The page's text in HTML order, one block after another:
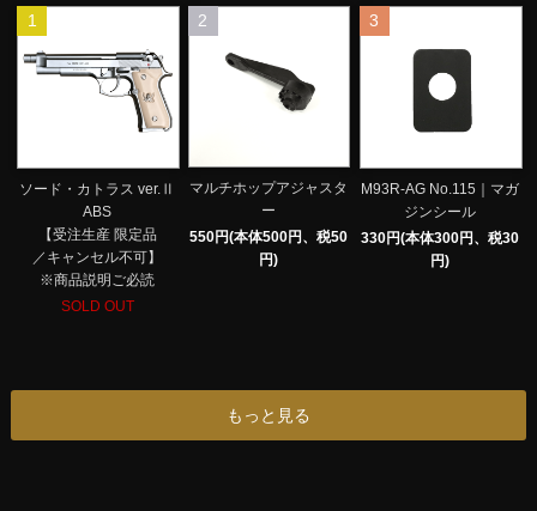
1
ソード・カトラス ver.Ⅱ
ABS
【受注生産 限定品
／キャンセル不可】
※商品説明ご必読
SOLD OUT
2
マルチホップアジャスタ
ー
550円(本体500円、税50
円)
3
M93R-AG No.115｜マガ
ジンシール
330円(本体300円、税30
円)
もっと見る